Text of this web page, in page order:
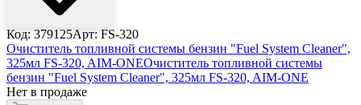
Код: 379125Арт: FS-320
Очиститель топливной системы бензин "Fuel System Cleaner",
325мл FS-320, AIM-ONEОчиститель топливной системы
бензин "Fuel System Cleaner", 325мл FS-320, AIM-ONE
Нет в продаже